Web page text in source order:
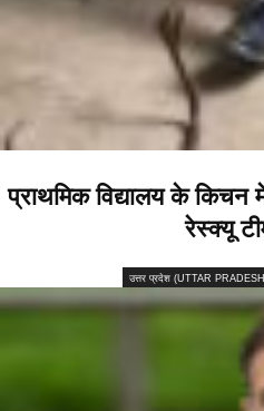
प्राथमिक विद्यालय के किचन
रेस्क्यू
उत्तर प्रदेश (UTTAR